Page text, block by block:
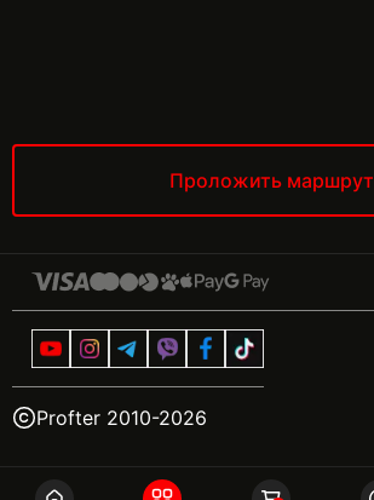
Проложить маршрут
Profter 2010-2026